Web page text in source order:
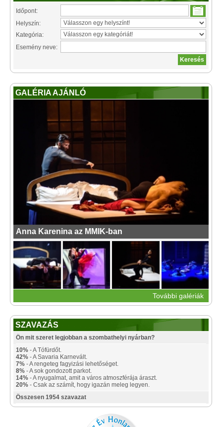
Időpont:
Helyszín:
Kategória:
Esemény neve:
GALÉRIA AJÁNLÓ
Anna Karenina az MMIK-ban
További galériák
SZAVAZÁS
Ön mit szeret legjobban a szombathelyi nyárban?
10% - A Tófürdőt.
42% - A Savaria Karnevált.
7% - A rengeteg fagyizási lehetőséget.
8% - A sok gondozott parkot.
14% - A nyugalmat, amit a város atmoszférája áraszt.
20% - Csak az számít, hogy igazán meleg legyen.
Összesen 1954 szavazat